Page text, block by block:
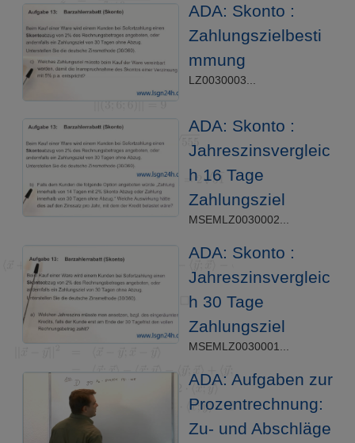
ADA: Skonto :
Zahlungszielbesti
mmung
LZ0030003...
ADA: Skonto :
Jahreszinsvergleic
h 16 Tage
Zahlungsziel
MSEMLZ0030002...
ADA: Skonto :
Jahreszinsvergleic
h 30 Tage
Zahlungsziel
MSEMLZ0030001...
ADA: Aufgaben zur
Prozentrechnung:
Zu- und Abschläge